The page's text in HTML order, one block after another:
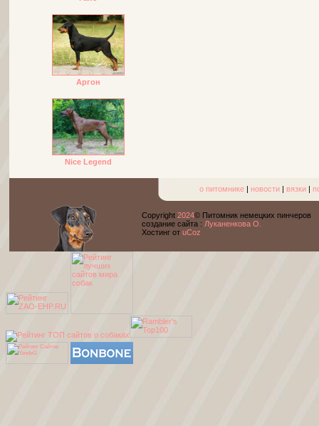
Аргон
Nice Legend
о питомнике| новости| вязки|
Copyright 2024© Питомник немецких пинчеров
cоздание сайта : Луканенкова О.
Хостинг от uCoz